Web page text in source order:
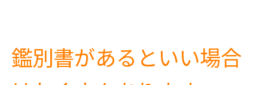
鑑別書があるといい場合